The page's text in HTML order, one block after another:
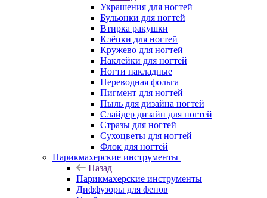
Украшения для ногтей
Бульонки для ногтей
Втирка ракушки
Клёпки для ногтей
Кружево для ногтей
Наклейки для ногтей
Ногти накладные
Переводная фольга
Пигмент для ногтей
Пыль для дизайна ногтей
Слайдер дизайн для ногтей
Стразы для ногтей
Сухоцветы для ногтей
Флок для ногтей
Парикмахерские инструменты
Назад
Парикмахерские инструменты
Диффузоры для фенов